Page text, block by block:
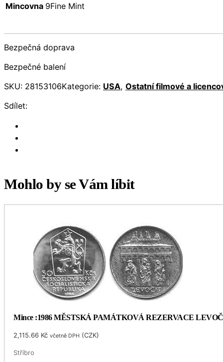
Mincovna 9Fine Mint
Bezpečná doprava
Bezpečné balení
SKU: 28153106Kategorie: USA, Ostatní filmové a
Sdílet:
Mohlo by se Vám líbit
Mince :1986 MĚSTSKÁ PAMÁTKOVÁ REZERVACE
2,115.66 Kč včetně DPH (CZK)
Stříbro